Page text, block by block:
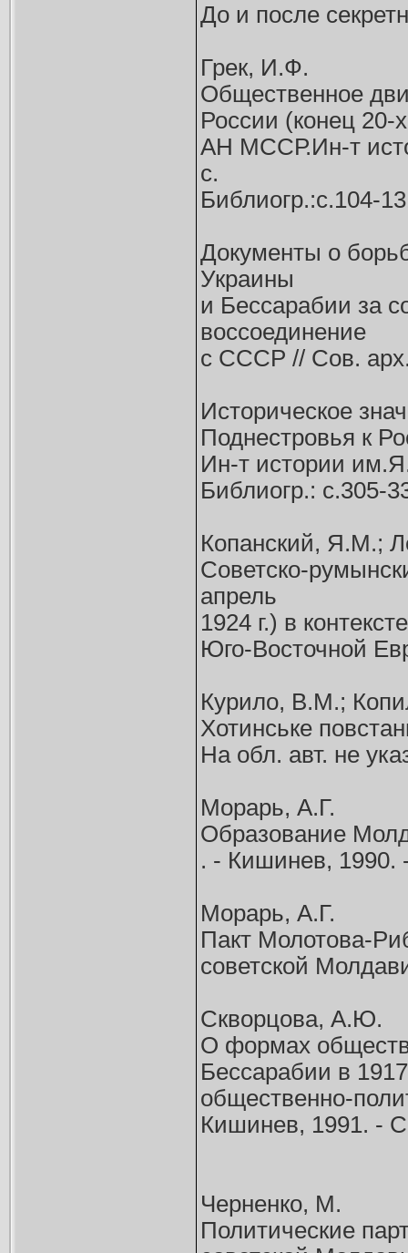
До и после
Грек, И.Ф.
Общественное
России (конец 20-
АН МССР.Ин-т
с.
Библиогр.:с.104-
Документы о
Украины
и Бессарабии за
воссоединение
с СССР // Сов.
Историческое
Поднестровья к
Ин-т истории
Библиогр.: с.305-
Копанский, Я.М.;
Советско-
апрель
1924 г.) в
Юго-Восточной
Курило, В.М.;
Хотинське
На обл. авт. не
Морарь, А.Г.
Образование
. - Кишинев, 1990.
Морарь, А.Г.
Пакт Молотова-
советской
Скворцова, А.Ю.
О формах
Бессарабии в
общественно-
Кишинев, 1991. -
Черненко, М.
Политические